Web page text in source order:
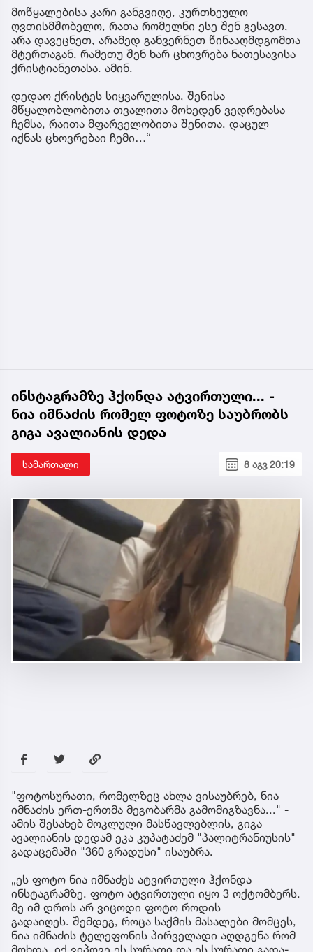
მოწყალებისა კარი განგვიღე, კურთხეულო
ღვთისმშობელო, რათა რომელნი ესე შენ გესავთ,
არა დავეცნეთ, არამედ განვერნეთ წინააღმდგომთა
მტერთაგან, რამეთუ შენ ხარ ცხოვრება ნათესავისა
ქრისტიანეთასა. ამინ.
დედაო ქრისტეს სიყვარულისა, შენისა
მწყალობლობითა თვალითა მოხედენ ვედრებასა
ჩემსა, რაითა მფარველობითა შენითა, დაცულ
იქნას ცხოვრებაი ჩემი…“
ინსტაგრამზე ჰქონდა ატვირთული... -
ნია იმნაძის რომელ ფოტოზე საუბრობს
გიგა ავალიანის დედა
სამართალი 8 აგვ 20:19
"ფოტოსურათი, რომელზეც ახლა ვისაუბრებ, ნია
იმნაძის ერთ-ერთმა მეგობარმა გამომიგზავნა..." -
ამის შესახებ მოკლული მასწავლებლის, გიგა
ავალიანის დედამ ეკა კუპატაძემ "პალიტრანიუსის"
გადაცემაში "360 გრადუსი" ისაუბრა.
„ეს ფოტო ნია იმნაძეს ატვირთული ჰქონდა
ინსტაგრამზე. ფოტო ატვირთული იყო 3 ოქტომბერს.
მე იმ დროს არ ვიცოდი ფოტო როდის
გადაიღეს. შემ­დეგ, როცა საქ­მის მა­სა­ლე­ბი მომ­ცეს,
ნია იმ­ნა­ძის ტე­ლე­ფო­ნის პირ­ვე­ლა­დი აღ­დგე­ნა რომ
მოხ­და, იქ ვი­პო­ვე ეს სუ­რა­თი და ეს სუ­რა­თი გა­და­